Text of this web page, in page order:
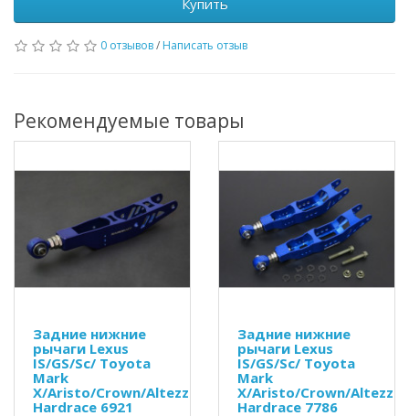
0 отзывов/ Написать отзыв
Рекомендуемые товары
Задние нижние
рычаги Lexus
IS/GS/Sc/ Toyota
Mark
X/Aristo/Crown/Altezza
Hardrace 6921
Задние нижние
рычаги Lexus
IS/GS/Sc/ Toyota
Mark
X/Aristo/Crown/Altezza
Hardrace 7786